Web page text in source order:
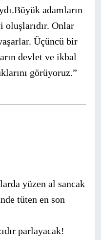
adamların
oluşlarıdır. Onlar
Üçüncü bir
devlet ve ikbal
görüyoruz.”
yüzen al sancak
tüten en son
parlayacak!